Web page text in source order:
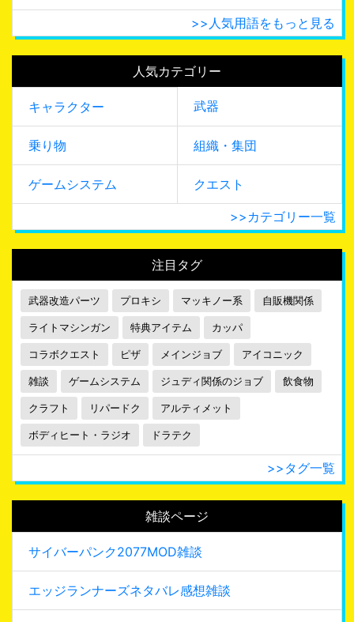
>>人気用語をもっと見る
人気カテゴリー
キャラクター 武器
乗り物 組織・集団
ゲームシステム クエスト
>>カテゴリー一覧
注目タグ
武器改造パーツ プロキシ マッキノー系 自販機関係
ライトマシンガン 特典アイテム カッパ
コラボクエスト ピザ メインジョブ アイコニック
雑談 ゲームシステム ジュディ関係のジョブ 飲食物
クラフト リパードク アルティメット
ボディヒート・ラジオ ドラテク
>>タグ一覧
雑談ページ
サイバーパンク2077MOD雑談
エッジランナーズネタバレ感想雑談